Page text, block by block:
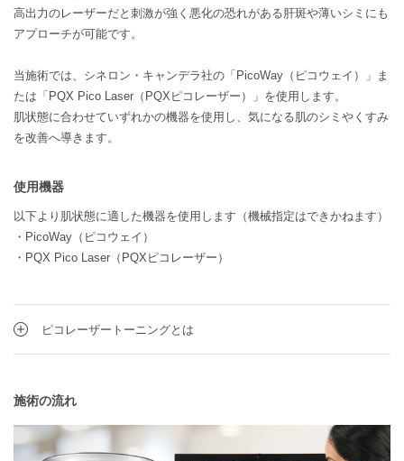
高出力のレーザーだと刺激が強く悪化の恐れがある肝斑や薄いシミにも
アプローチが可能です。
当施術では、シネロン・キャンデラ社の「PicoWay（ピコウェイ）」ま
たは「PQX Pico Laser（PQXピコレーザー）」を使用します。
肌状態に合わせていずれかの機器を使用し、気になる肌のシミやくすみ
を改善へ導きます。
使用機器
以下より肌状態に適した機器を使用します（機械指定はできかねます）
・PicoWay（ピコウェイ）
・PQX Pico Laser（PQXピコレーザー）
ピコレーザートーニングとは
施術の流れ